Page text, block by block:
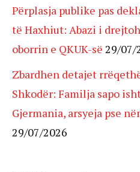
Përplasja publike pas
të Haxhiut: Abazi i
oborrin e QKUK-së 29/07/
Zbardhen detajet
Shkodër: Familja sapo
Gjermania, arsyeja pse
29/07/2026